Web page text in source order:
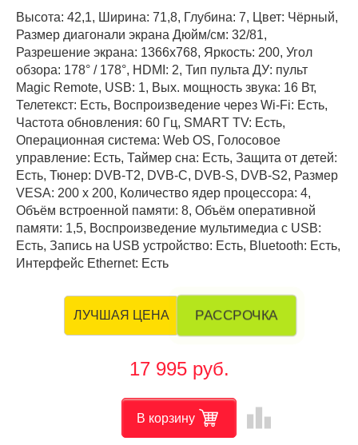
Высота: 42,1, Ширина: 71,8, Глубина: 7, Цвет: Чёрный,
Размер диагонали экрана Дюйм/см: 32/81,
Разрешение экрана: 1366x768, Яркость: 200, Угол
обзора: 178° / 178°, HDMI: 2, Тип пульта ДУ: пульт
Magic Remote, USB: 1, Вых. мощность звука: 16 Вт,
Телетекст: Есть, Воспроизведение через Wi-Fi: Есть,
Частота обновления: 60 Гц, SMART TV: Есть,
Операционная система: Web OS, Голосовое
управление: Есть, Таймер сна: Есть, Защита от детей:
Есть, Тюнер: DVB-T2, DVB-C, DVB-S, DVB-S2, Размер
VESA: 200 х 200, Количество ядер процессора: 4,
Объём встроенной памяти: 8, Объём оперативной
памяти: 1,5, Воспроизведение мультимедиа с USB:
Есть, Запись на USB устройство: Есть, Bluetooth: Есть,
Интерфейс Ethernet: Есть
ЛУЧШАЯ ЦЕНА РАССРОЧКА
17 995 руб.
В корзину leaderboard